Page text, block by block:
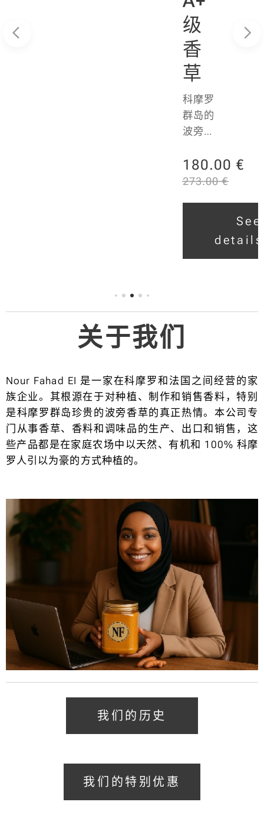
级
香
草
科摩罗
群岛的
波旁香
A+ 级
校准：
香兰素
值）
20-30
%。 收
获年
份：
2023
180.00 €
273.00€
See
details
关于我们
Nour Fahad EI 是一家在科摩罗和法国之间经营的家
族企业。其根源在于对种植、制作和销售香料，特别
是科摩罗群岛珍贵的波旁香草的真正热情。本公司专
门从事香草、香料和调味品的生产、出口和销售，这
些产品都是在家庭农场中以天然、有机和 100% 科摩
罗人引以为豪的方式种植的。
我们的历史
我们的特别优惠